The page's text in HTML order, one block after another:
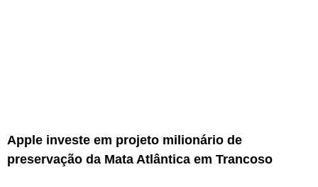
Apple investe em projeto milionário de
preservação da Mata Atlântica em Trancoso